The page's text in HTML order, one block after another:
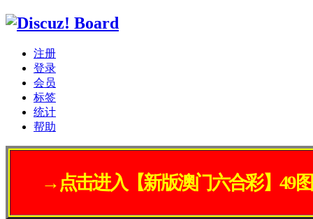
注册
登录
会员
标签
统计
帮助
→点击进入【新版澳门六合彩】49